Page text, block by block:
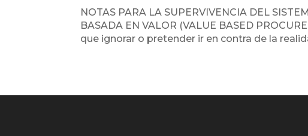
NOTAS PARA LA SUPERVIVENCIA DEL
BASADA EN VALOR (VALUE BASED
que ignorar o pretender ir en contra de la